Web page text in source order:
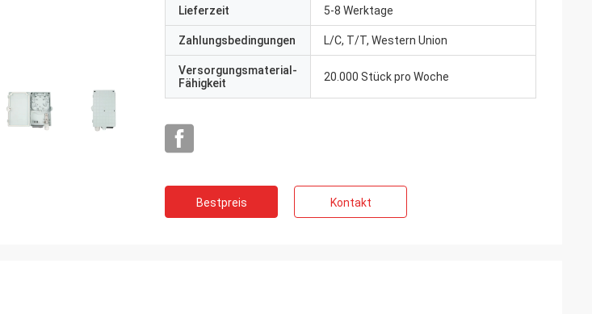
Es ist sehr schön, mit echten Profis
zusammenzuarbeiten. Sie sind
aufmerksam und reaktionsschnell.
Lieferzeit 5-8 Werktage
Zahlungsbedingungen L/C, T/T, Western Union
Versorgungsmaterial-
Fähigkeit
20.000 Stück pro Woche
Bestpreis Kontakt